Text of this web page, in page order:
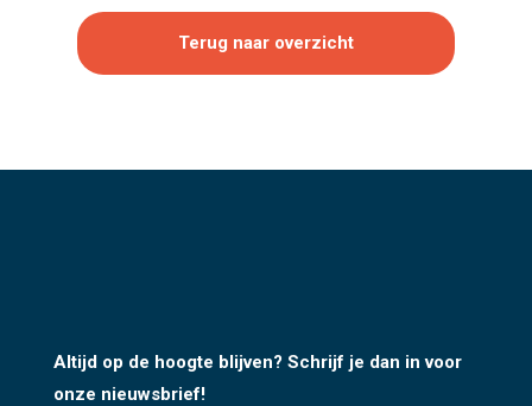
Terug naar overzicht
Altijd op de hoogte blijven? Schrijf je dan in voor
onze nieuwsbrief!